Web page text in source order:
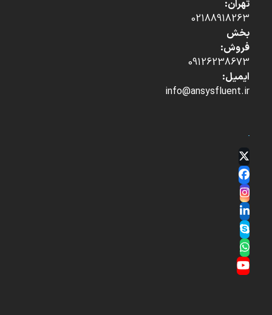
تهران:
02188918263
بخش
فروش:
09126238673
ایمیل:
info@ansysfluent.ir
Twitter
(deprecated)
Facebook
Instagram
LinkedIn
Skype
Whatsapp
YouTube